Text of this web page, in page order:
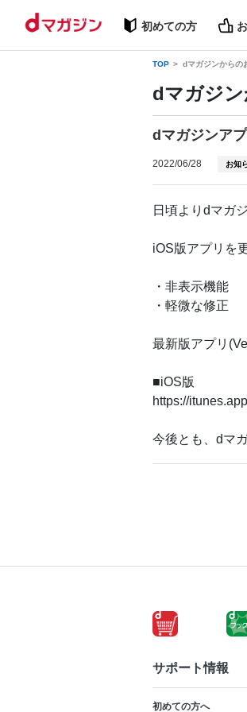
初めての方
TOP dマガジンからの
dマガジ
dマガジンア
2022/06/28 お知
日頃よりdマガ
iOS版アプリを
・非表示機能
・軽微な修正
最新版アプリ
■iOS版
https://
今後とも、dマ
サポート情報
初めての方へ